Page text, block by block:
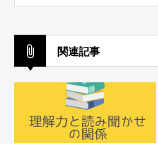
関連記事